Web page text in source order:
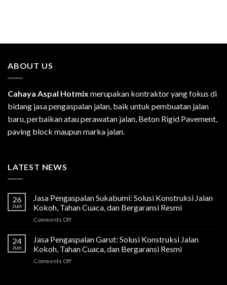
ABOUT US
Cahaya Aspal Hotmix merupakan kontraktor yang fokus di
bidang jasa pengaspalan jalan, baik untuk pembuatan jalan
baru, perbaikan atau perawatan jalan, Beton Rigid Pavement,
paving block maupun marka jalan.
LATEST NEWS
26
Jun
Jasa Pengaspalan Sukabumi: Solusi Konstruksi Jalan
Kokoh, Tahan Cuaca, dan Bergaransi Resmi
Comments Offon
Pengaspalan
Sukabumi:
Solusi
Konstruksi
24
Jun
Jasa Pengaspalan Garut: Solusi Konstruksi Jalan
Kokoh, Tahan Cuaca, dan Bergaransi Resmi
Comments Offon